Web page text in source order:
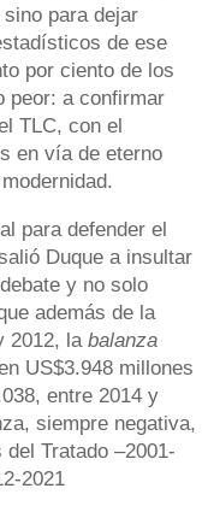
para dejar
de ese
por ciento de los
peor: a confirmar
TLC, con el
en vía de eterno
para defender el
Duque a insultar
y no solo
además de la
2012, labalanza
US$3.948 millones
entre 2014 y
siempre negativa,
Tratado –2001-
2021